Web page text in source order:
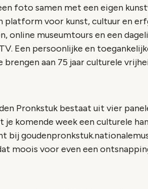
foto samen met een eigen
platform voor kunst, cultuur en
online museumtours en een
Een persoonlijke en
brengen aan 75 jaar culturele
Pronkstuk bestaat uit vier
je komende week een culturele
bij
moois voor even een